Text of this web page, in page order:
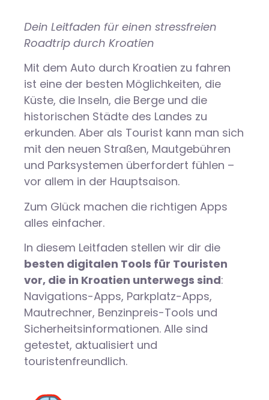
Dein Leitfaden für einen stressfreien
Roadtrip durch Kroatien
Mit dem Auto durch Kroatien zu fahren
ist eine der besten Möglichkeiten, die
Küste, die Inseln, die Berge und die
historischen Städte des Landes zu
erkunden. Aber als Tourist kann man sich
mit den neuen Straßen, Mautgebühren
und Parksystemen überfordert fühlen –
vor allem in der Hauptsaison.
Zum Glück machen die richtigen Apps
alles einfacher.
In diesem Leitfaden stellen wir dir die
besten digitalen Tools für Touristen
vor, die in Kroatien unterwegs sind:
Navigations-Apps, Parkplatz-Apps,
Mautrechner, Benzinpreis-Tools und
Sicherheitsinformationen. Alle sind
getestet, aktualisiert und
touristenfreundlich.